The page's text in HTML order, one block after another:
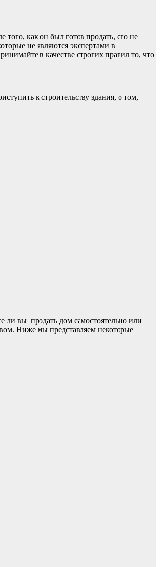
того, как он был готов продать, его не
не являются экспертами в
в качестве строгих правил то, что
к строительству здания, о том,
ли вы продать дом самостоятельно или
Ниже мы представляем некоторые